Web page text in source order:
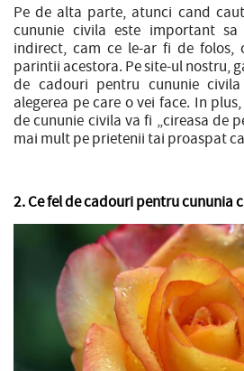
Pe de alta parte, atunci cand
cununie civila este important
indirect, cam ce le-ar fi de folos,
parintii acestora. Pe site-ul nostru,
de cadouri pentru cununie
alegerea pe care o vei face. In
de cununie civila va fi „cireasa de
mai mult pe prietenii tai proaspat
2. Ce fel de cadouri pentru cununia